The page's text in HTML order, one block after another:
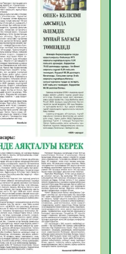
43
42
полиция
етті
56
ҰРПАҚ –
56